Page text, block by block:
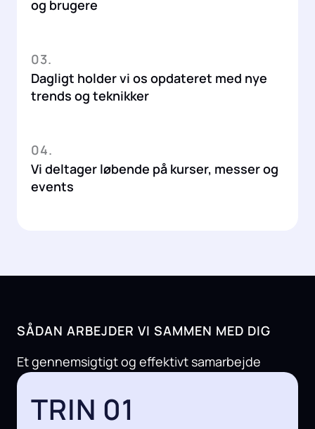
og brugere
03.
Dagligt holder vi os opdateret med nye
trends og teknikker
04.
Vi deltager løbende på kurser, messer og
events
SÅDAN ARBEJDER VI SAMMEN MED DIG
Et gennemsigtigt og effektivt samarbejde
TRIN 01